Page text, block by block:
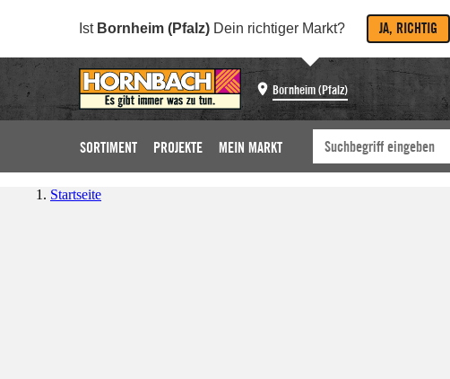
Ist Bornheim (Pfalz) Dein richtiger Markt? JA, RICHTIG
Bornheim (Pfalz)
SORTIMENT PROJEKTE MEIN MARKT
Startseite